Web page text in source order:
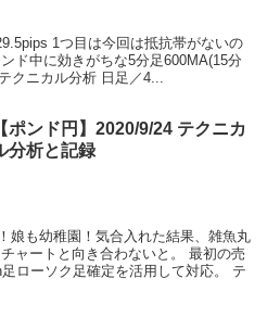
1つ目は今回は抵抗帯がないの
ド中に効きがちな5分足600MA(15分
クニカル分析 日足／4...
【ポンド円】2020/9/24 テクニカ
分析と記録
娘も幼稚園！気合入れた結果、雑魚丸
ャートと向き合わないと。 最初の売
ローソク足確定を活用して対応。 テ